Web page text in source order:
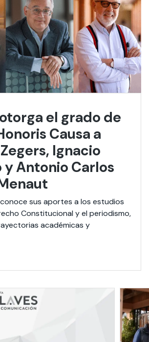
el grado de
Causa a
Ignacio
Antonio Carlos
sus aportes a los estudios
Constitucional y el periodismo,
académicas y